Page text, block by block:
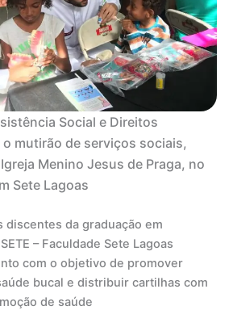
Social e Direitos
mutirão de serviços sociais,
Menino Jesus de Praga, no
Sete Lagoas
discentes da graduação em
– Faculdade Sete Lagoas
com o objetivo de promover
bucal e distribuir cartilhas com
de saúde